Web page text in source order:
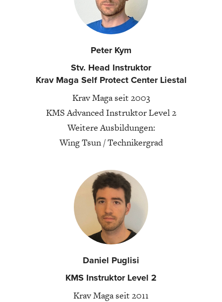
Peter Kym
Stv. Head Instruktor
Krav Maga Self Protect Center Liestal
Krav Maga seit 2003
KMS Advanced Instruktor Level 2
Weitere Ausbildungen:
Wing Tsun / Technikergrad
Daniel Puglisi
KMS Instruktor Level 2
Krav Maga seit 2011